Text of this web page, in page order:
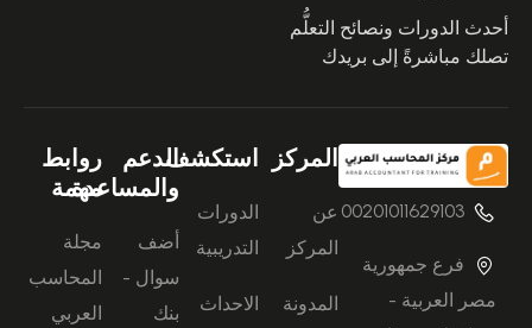
أحدث الدورات ونصائح التعلُّم
تصلك مباشرةً إلى بريدك
00201011629103
فرع جمهورية
مصر العربية -
المركز
عن
المركز
المدونة
استكشف
الدورات
التدريبية
الاحداث
الدعم
والمساعدة
أضف
سوال -
بنك
روابط
مهمة
مجلة
المحاسب
العربي